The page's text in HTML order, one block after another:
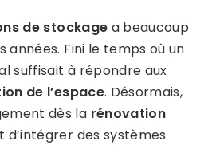
de stockage a beaucoup
années. Fini le temps où un
suffisait à répondre aux
de l’espace. Désormais,
dès la rénovation
des systèmes